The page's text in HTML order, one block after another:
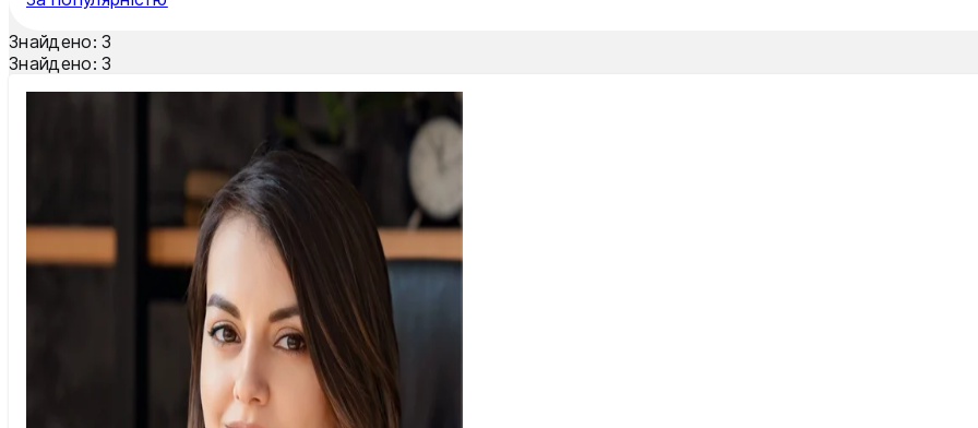
Тернопіль
Ужгород
Умань
Хмельницький
Знайдено: 3
Знайдено: 3